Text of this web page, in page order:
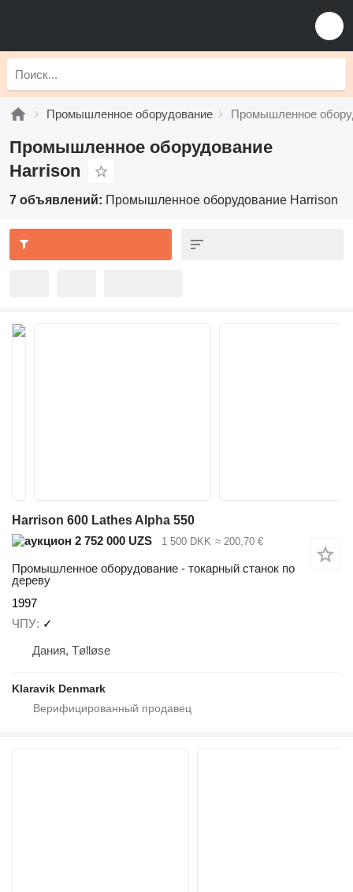
Промышленное оборудование Промышленное
Промышленное оборудование
Harrison
7 объявлений: Промышленное оборудование Harrison
Harrison 600 Lathes Alpha 550
2 752 000 UZS
1 500 DKK ≈ 200,70 €
Промышленное оборудование - токарный станок по
дереву
1997
ЧПУ ✓
Дания, Tølløse
Klaravik Denmark